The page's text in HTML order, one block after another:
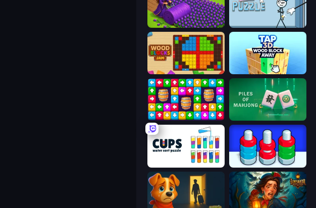
Magic School Thief Puzzle
Wood Blocks Jam
Tap Away Story Piles of Mahjong
Cups - Water Sort Puzzle